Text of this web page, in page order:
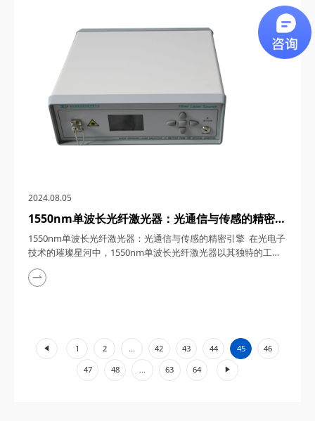
理 电动光延迟线，顾名思义，是一种利用电动控制实现光信号
延迟的装置。其核心原理基于光纤传输特性和电光效应。光纤作
为一种高效的光信号传输介质，...
2024.08.05
1550nm单波长光纤激光器：光通信与传感的精密引
擎
1550nm单波长光纤激光器：光通信与传感的精密引擎 在光电子
技术的璀璨星河中，1550nm单波长光纤激光器以其独特的工作
机制和广泛的应用领域，犹如一颗璀璨的明珠，照亮了光通信与
传感技术的未来发展之路。本文将深入剖析1550nm单波长光纤
1 2 42 43 44 45 46
47 48 ... 63 64
»